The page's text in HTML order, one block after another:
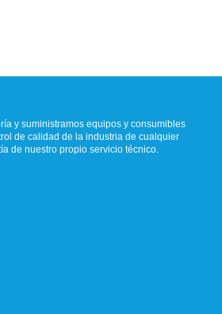
y suministramos equipos y consumibles
de calidad de la industria de cualquier
de nuestro propio servicio técnico.